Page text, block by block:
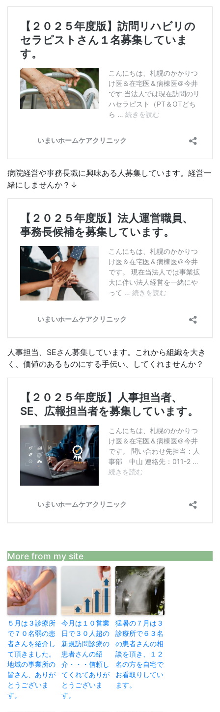
病院経営や事務長職に興味ある人募集しています。経営一
緒にしませんか？↓
人事担当、SEさん募集しています。これから組織を大き
く、価値のあるものにする手伝い、してくれませんか？
More from my site
５月は３診療所
で７０名弱の患
者さんを紹介し
て頂きました。
地域の事業所の
皆さん、ありが
とうございま
す。
今月は１０営業
日で３０人超の
新規訪問診療の
患者さんの紹
介・・・信頼し
てくれてありが
とうございま
す。
猛暑の７月は３
診療所で６３名
の患者さんの相
談を頂き、１２
名の方を自宅で
お看取りしてい
ます。